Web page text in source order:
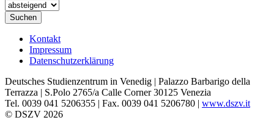
Suchen
Kontakt
Impressum
Datenschutzerklärung
Deutsches Studienzentrum in Venedig | Palazzo Barbarigo della
Terrazza | S.Polo 2765/a Calle Corner 30125 Venezia
Tel. 0039 041 5206355 | Fax. 0039 041 5206780 | www.dszv.it
© DSZV 2026